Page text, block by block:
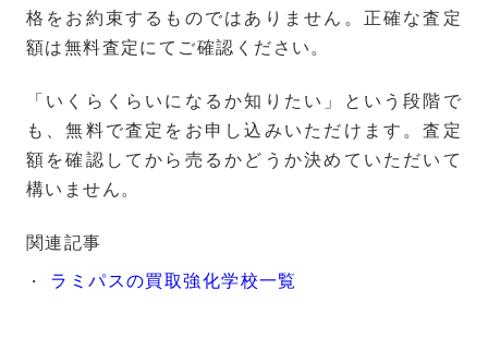
格をお約束するものではありません。正確な査定
額は無料査定にてご確認ください。
「いくらくらいになるか知りたい」という段階で
も、無料で査定をお申し込みいただけます。査定
額を確認してから売るかどうか決めていただいて
構いません。
関連記事
ラミパスの買取強化学校一覧